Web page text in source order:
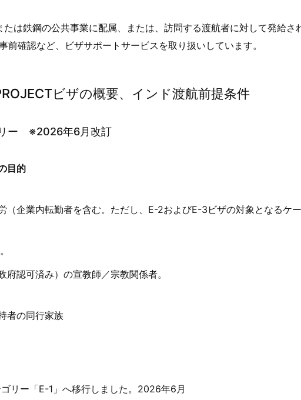
は鉄鋼の公共事業に配属、または、訪問する渡航者に対して発給さ
確認など、ビザサポートサービスを取り扱いしています。
ビザの概要、インド渡航前提条件
リー ※2026年6月改訂
目的
（企業内転勤者を含む。ただし、E-2およびE-3ビザの対象となるケ
府認可済み）の宣教師／宗教関係者。
者の同行家族
リー「E-1」へ移行しました。2026年6月